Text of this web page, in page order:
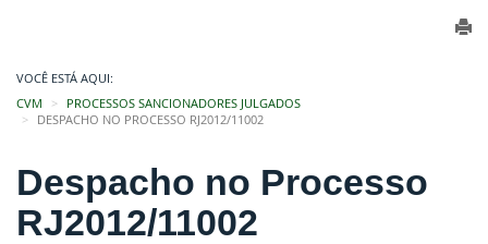
VOCÊ ESTÁ AQUI:
CVM
PROCESSOS SANCIONADORES JULGADOS
DESPACHO NO PROCESSO RJ2012/11002
Despacho no Processo
RJ2012/11002